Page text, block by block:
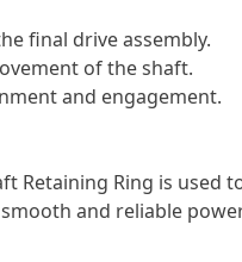
final drive assembly.
of the shaft.
and engagement.
Retaining Ring is
and reliable